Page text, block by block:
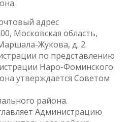
адрес
Московская область,
Жукова, д. 2.
по представлению
Наро-Фоминского
утверждается Советом
района.
Администрацию